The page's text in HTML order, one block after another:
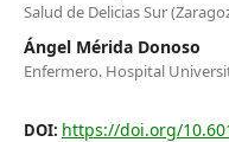
Salud de Delicias Sur
Ángel Mérida Donoso
Enfermero. Hospital
DOI: https://doi.org/